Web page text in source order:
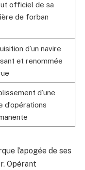
officiel de sa
de forban
d’un navire
et renommée
d’une
d’opérations
l’apogée de ses
Opérant